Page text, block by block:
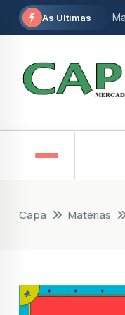
As Últimas
Capa Matérias